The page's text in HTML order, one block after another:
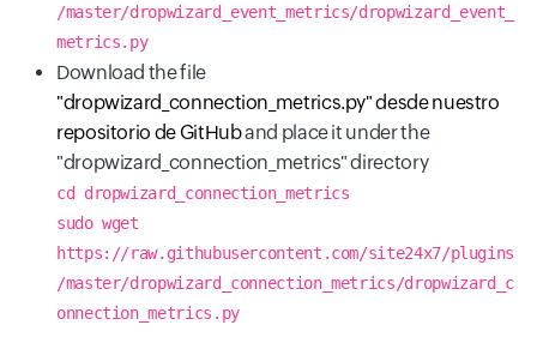
/master/dropwizard_event_metrics/dropwizard_event_
metrics.py
Download the file
"dropwizard_connection_metrics.py" desde nuestro
repositorio de GitHuband place it under the
"dropwizard_connection_metrics" directory
cd dropwizard_connection_metrics
sudo wget
https://raw.githubusercontent.com/site24x7/plugins
/master/dropwizard_connection_metrics/dropwizard_c
onnection_metrics.py